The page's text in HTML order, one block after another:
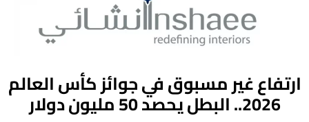
ارتفاع غير مسبوق في جوائز كأس العالم
2026.. البطل يحصد 50 مليون دولار